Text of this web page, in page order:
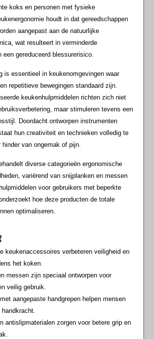
koks en personen met fysieke
houdt in dat gereedschappen
aangepast aan de natuurlijke
wat resulteert in verminderde
een gereduceerd blessurerisico.
is essentieel in keukenomgevingen waar
repetitieve bewegingen standaard zijn.
keukenhulpmiddelen richten zich niet
maar stimuleren tevens een
Doordacht ontworpen instrumenten
hun creativiteit en technieken volledig te
hinder van ongemak of pijn.
diverse categorieën ergonomische
variërend van snijplanken en messen
voor gebruikers met beperkte
hoe deze producten de totale
optimaliseren.
keukenaccessoires verbeteren veiligheid en
het koken.
messen zijn speciaal ontworpen voor
veilig gebruik.
aangepaste handgrepen helpen mensen
antislipmaterialen zorgen voor betere grip en